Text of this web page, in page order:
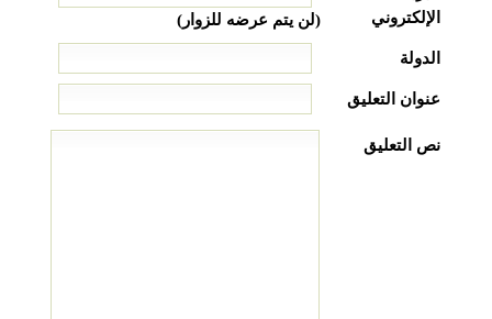
الإلكتروني
(لن يتم عرضه للزوار)
الدولة
عنوان التعليق
نص التعليق